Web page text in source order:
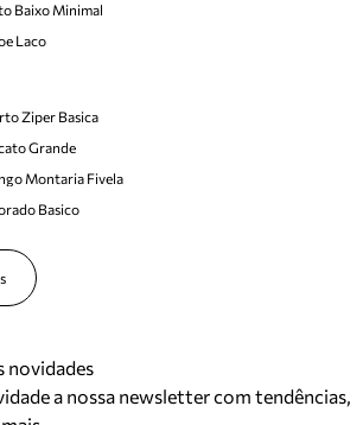
Baixo Minimal
Laco
Ziper Basica
Grande
Montaria Fivela
Basico
novidades
a nossa newsletter com tendências,